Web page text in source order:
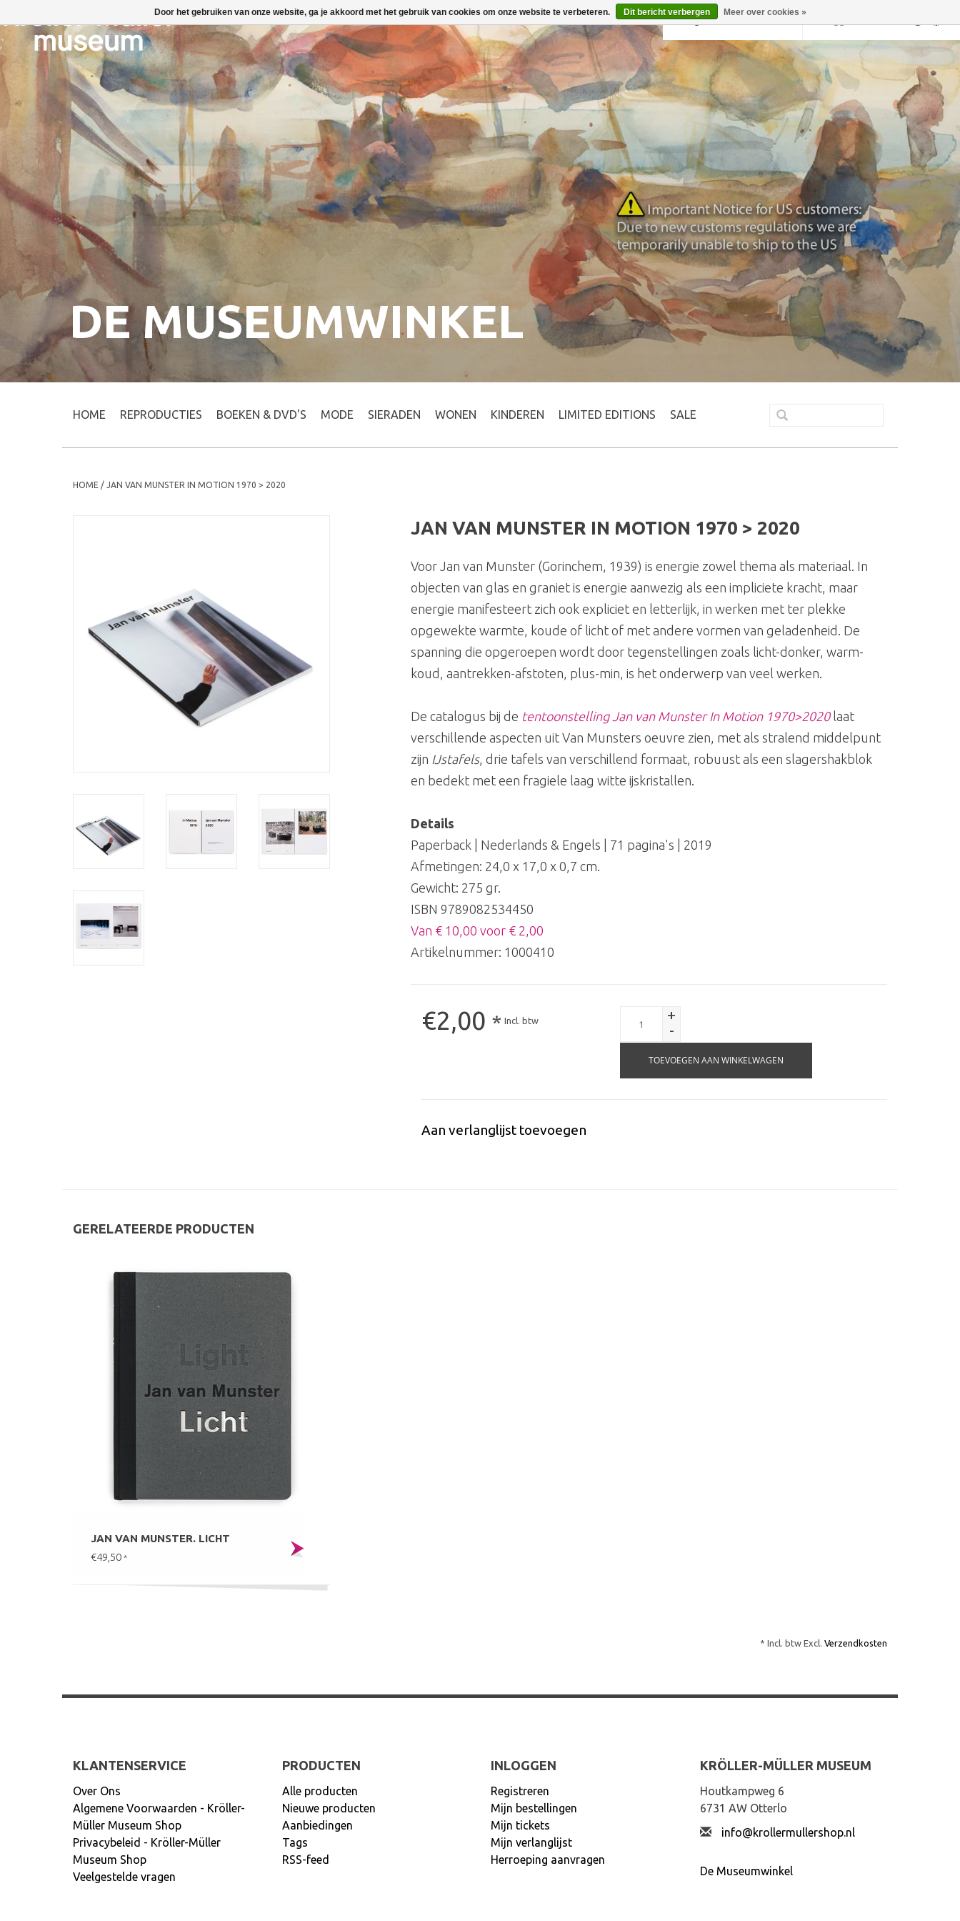
Terug naar krollermuller.nl
DE MUSEUMWINKEL
HOME REPRODUCTIES BOEKEN & DVD'S MODE SIERADEN WONEN KINDEREN LIMITED EDITIONS SALE
HOME / JAN VAN MUNSTER IN MOTION 1970 > 2020
JAN VAN MUNSTER IN MOTION 1970 > 2020
Voor Jan van Munster (Gorinchem, 1939) is energie zowel thema als materiaal. In
objecten van glas en graniet is energie aanwezig als een impliciete kracht, maar
energie manifesteert zich ook expliciet en letterlijk, in werken met ter plekke
opgewekte warmte, koude of licht of met andere vormen van geladenheid. De
spanning die opgeroepen wordt door tegenstellingen zoals licht-donker, warm-
koud, aantrekken-afstoten, plus-min, is het onderwerp van veel werken.
De catalogus bij de tentoonstelling Jan van Munster In Motion 1970>2020laat
verschillende aspecten uit Van Munsters oeuvre zien, met als stralend middelpunt
zijn IJstafels, drie tafels van verschillend formaat, robuust als een slagershakblok
en bedekt met een fragiele laag witte ijskristallen.
Details
Paperback | Nederlands & Engels | 71 pagina's | 2019
Afmetingen: 24,0 x 17,0 x 0,7 cm.
Gewicht: 275 gr.
ISBN 9789082534450
Van € 10,00 voor € 2,00
Artikelnummer: 1000410
€2,00 * Incl. btw
+
-
TOEVOEGEN AAN WINKELWAGEN
Aan verlanglijst toevoegen
GERELATEERDE PRODUCTEN
JAN VAN MUNSTER. LICHT
€49,50 *
* Incl. btw Excl. Verzendkosten
KLANTENSERVICE
Over Ons
Algemene Voorwaarden - Kröller-
Müller Museum Shop
Privacybeleid - Kröller-Müller
Museum Shop
Veelgestelde vragen
PRODUCTEN
Alle producten
Nieuwe producten
Aanbiedingen
Tags
RSS-feed
INLOGGEN
Registreren
Mijn bestellingen
Mijn tickets
Mijn verlanglijst
Herroeping aanvragen
KRÖLLER-MÜLLER MUSEUM
Houtkampweg 6
6731 AW Otterlo
info@krollermullershop.nl
De Museumwinkel
Door het gebruiken van onze website, ga je akkoord met het gebruik van cookies om onze website te verbeteren. Dit bericht verbergen Meer over cookies »